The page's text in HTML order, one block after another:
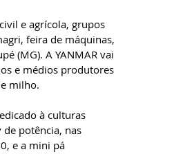
e agrícola, grupos
feira de máquinas,
(MG). A YANMAR vai
e médios produtores
milho.
à culturas
potência, nas
e a mini pá